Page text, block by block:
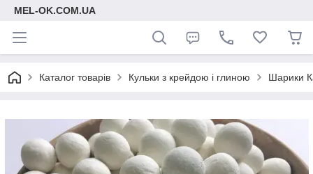
MEL-OK.COM.UA
Каталог товарів Кульки з крейдою і глиною Шарики